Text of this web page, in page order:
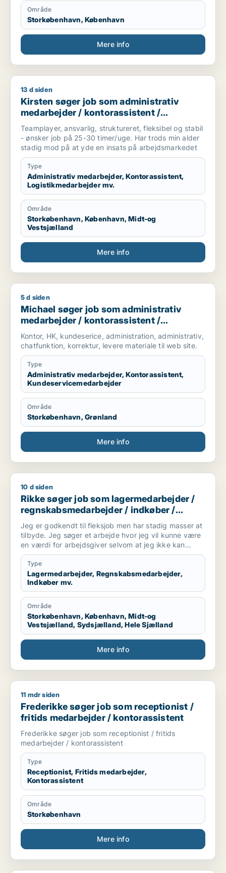
Område
Storkøbenhavn, København
Mere info
Kirsten søger job som administrativ medarbejder /
13 d siden
Kirsten søger job som administrativ
medarbejder / kontorassistent /
logistikmedarbejder /
kundeservicemedarbejder /
kvalitetskoordinator
Teamplayer, ansvarlig, struktureret, fleksibel og stabil
- ønsker job på 25-30 timer/uge. Har trods min alder
stadig mod på at yde en insats på arbejdsmarkedet
Type
Administrativ medarbejder, Kontorassistent,
Logistikmedarbejder mv.
Område
Storkøbenhavn, København, Midt-og
Vestsjælland
Mere info
Michael søger job som administrativ medarbejder /
5 d siden
Michael søger job som administrativ
medarbejder / kontorassistent /
kundeservicemedarbejder
Kontor, HK, kundeserice, administration, administrativ,
chatfunktion, korrektur, levere materiale til web site.
Type
Administrativ medarbejder, Kontorassistent,
Kundeservicemedarbejder
Område
Storkøbenhavn, Grønland
Mere info
Rikke søger job som lagermedarbejder /
10 d siden
Rikke søger job som lagermedarbejder /
regnskabsmedarbejder / indkøber /
receptionist / maskintekniker
Jeg er godkendt til fleksjob men har stadig masser at
tilbyde. Jeg søger et arbejde hvor jeg vil kunne være
en værdi for arbejdsgiver selvom at jeg ikke kan
arbejde i en fuldtidsstilling. Jeg er ikke bleg for at
prøve noget nyt og søger derfor ikke kun inde for en
bestemt branche
Type
Lagermedarbejder, Regnskabsmedarbejder,
Indkøber mv.
Område
Storkøbenhavn, København, Midt-og
Vestsjælland, Sydsjælland, Hele Sjælland
Mere info
Frederikke søger job som receptionist / fritids medarbejder
11 mdr siden
Frederikke søger job som receptionist /
fritids medarbejder / kontorassistent
Frederikke søger job som receptionist / fritids
medarbejder / kontorassistent
Type
Receptionist, Fritids medarbejder,
Kontorassistent
Område
Storkøbenhavn
Mere info